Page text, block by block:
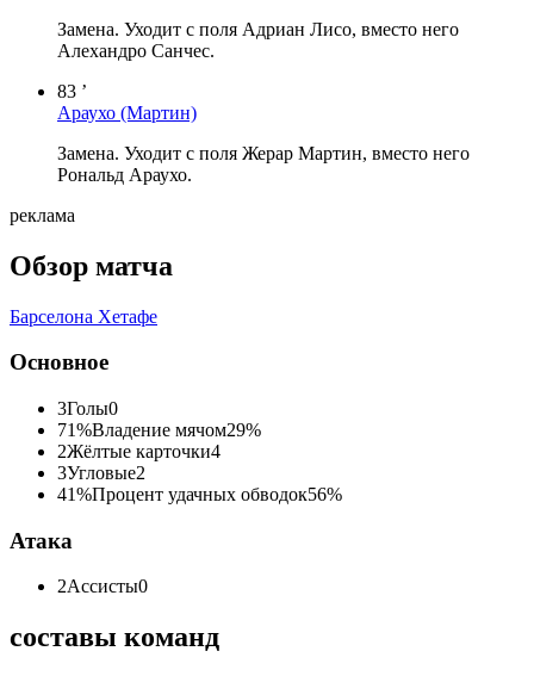
Замена. Уходит с поля Адриан Лисо, вместо него
Алехандро Санчес.
83 ’
Араухо (Мартин)
Замена. Уходит с поля Жерар Мартин, вместо него
Рональд Араухо.
реклама
Обзор матча
Барселона Хетафе
Основное
3Голы0
71%Владение мячом29%
2Жёлтые карточки4
3Угловые2
41%Процент удачных обводок56%
Атака
2Ассисты0
составы команд